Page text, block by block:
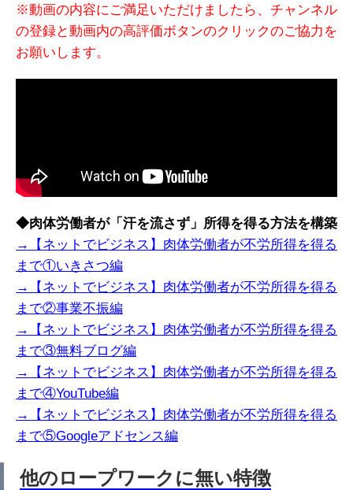
※動画の内容にご満足いただけましたら、チャンネル
の登録と動画内の高評価ボタンのクリックのご協力を
お願いします。
◆肉体労働者が「汗を流さず」所得を得る方法を構築
→【ネットでビジネス】肉体労働者が不労所得を得る
まで①いきさつ編
→【ネットでビジネス】肉体労働者が不労所得を得る
まで②事業不振編
→【ネットでビジネス】肉体労働者が不労所得を得る
まで③無料ブログ編
→【ネットでビジネス】肉体労働者が不労所得を得る
まで④YouTube編
→【ネットでビジネス】肉体労働者が不労所得を得る
まで⑤Googleアドセンス編
他のロープワークに無い特徴